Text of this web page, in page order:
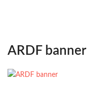
ARDF banner